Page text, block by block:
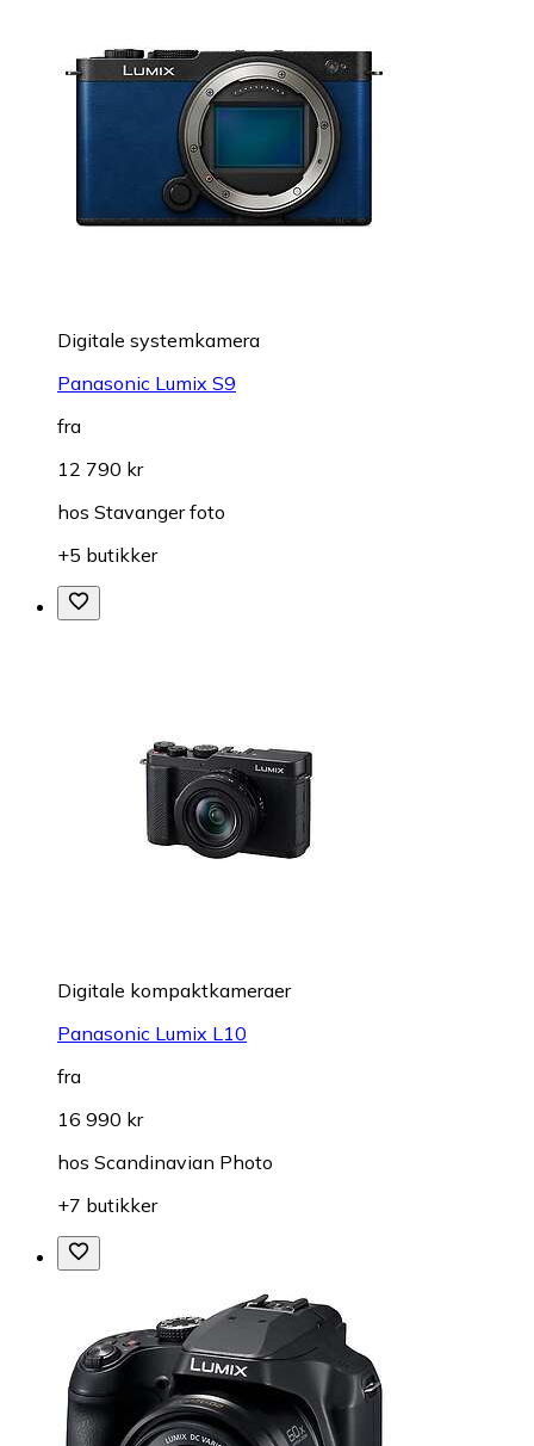
Digitale systemkamera
Panasonic Lumix S9
fra
12 790 kr
hos Stavanger foto
+5 butikker
Digitale kompaktkameraer
Panasonic Lumix L10
fra
16 990 kr
hos Scandinavian Photo
+7 butikker